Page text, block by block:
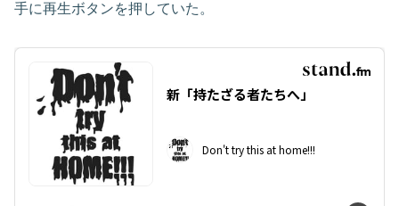
手に再生ボタンを押していた。